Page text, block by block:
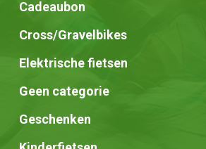
Cadeaubon
Cross/Gravelbikes
Elektrische fietsen
Geen categorie
Geschenken